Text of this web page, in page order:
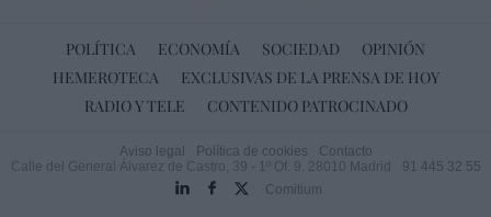
POLÍTICA ECONOMÍA SOCIEDAD
OPINIÓN
HEMEROTECA
EXCLUSIVAS DE LA PRENSA DE HOY
RADIO Y TELE
CONTENIDO PATROCINADO
Aviso legal Política de cookies
Contacto
Calle del General Álvarez de Castro, 39 - 1º Of. 9. 28010 Madrid
91 445 32 55
Comitium